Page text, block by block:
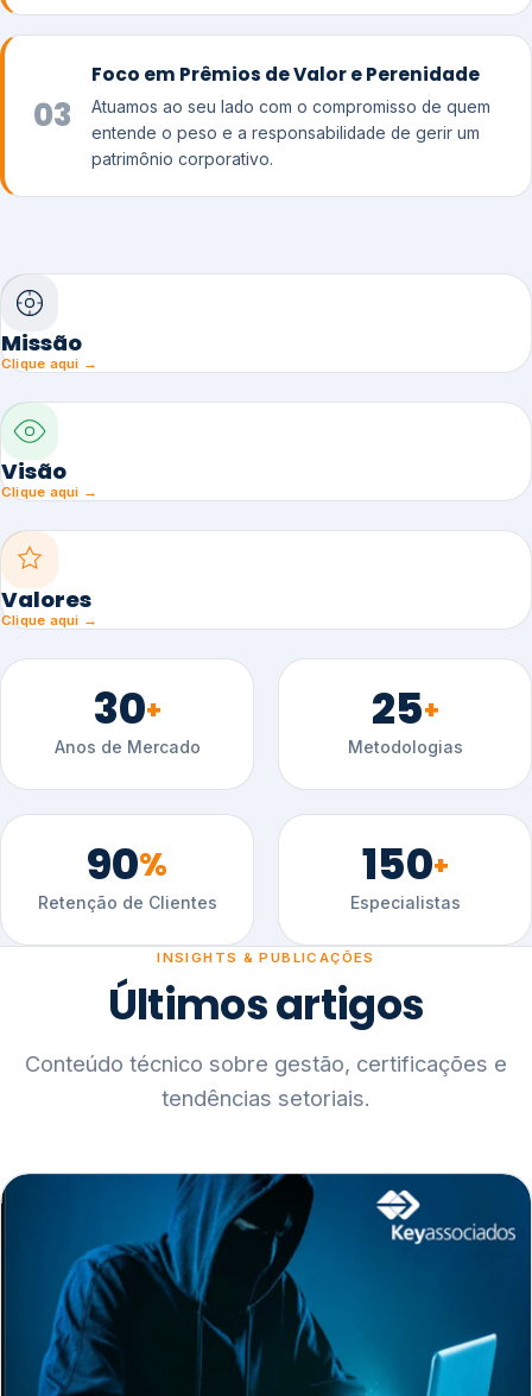
03
Foco em Prêmios de Valor e Perenidade
Atuamos ao seu lado com o compromisso de quem
entende o peso e a responsabilidade de gerir um
patrimônio corporativo.
Missão
Clique aqui →
Visão
Clique aqui →
Valores
Clique aqui →
30+
Anos de Mercado
25+
Metodologias
90%
Retenção de Clientes
150+
Especialistas
INSIGHTS & PUBLICAÇÕES
Últimos artigos
Conteúdo técnico sobre gestão, certificações e
tendências setoriais.